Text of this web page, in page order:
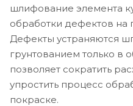
шлифование элемента
обработки дефектов на
Дефекты устраняются
грунтованием только в
позволяет сократить
упростить процесс
покраске.